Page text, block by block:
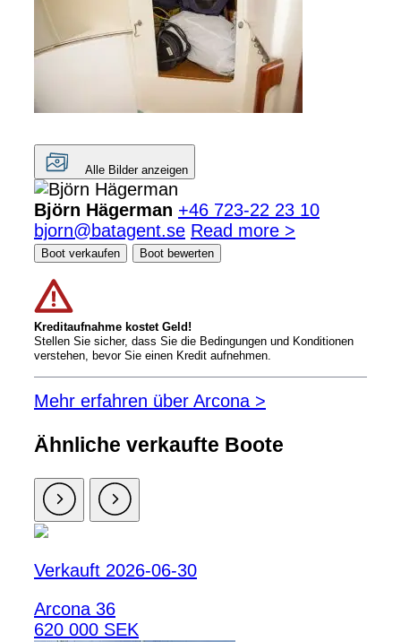
Alle Bilder anzeigen
Björn Hägerman +46 723-22 23 10
bjorn@batagent.se Read more >
Boot verkaufen Boot bewerten
Kreditaufnahme kostet Geld!
Stellen Sie sicher, dass Sie die Bedingungen und Konditionen
verstehen, bevor Sie einen Kredit aufnehmen.
Mehr erfahren über Arcona >
Ähnliche verkaufte Boote
Verkauft 2026-06-30
Arcona 36
620 000 SEK